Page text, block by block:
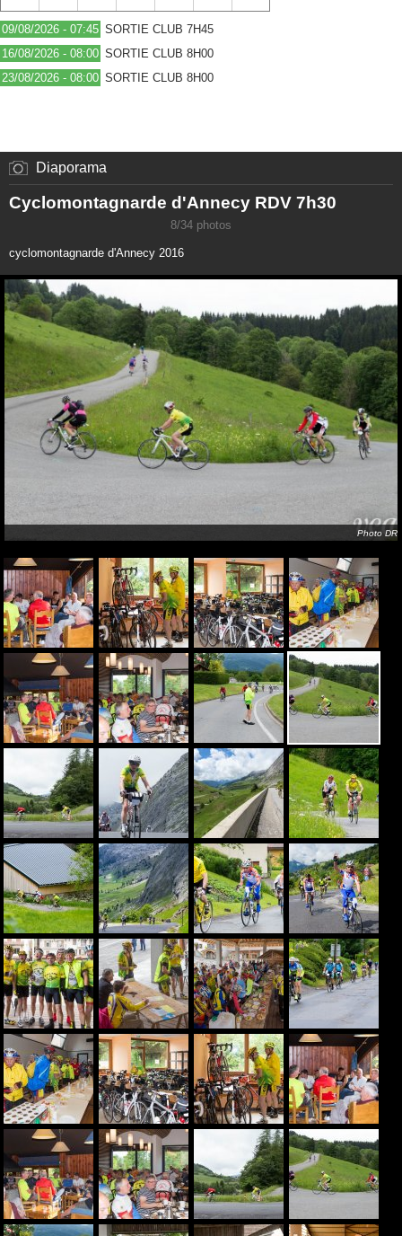
09/08/2026 - 07:45 SORTIE CLUB 7H45
16/08/2026 - 08:00 SORTIE CLUB 8H00
23/08/2026 - 08:00 SORTIE CLUB 8H00
Diaporama
Cyclomontagnarde d'Annecy RDV 7h30
8/34 photos
cyclomontagnarde d'Annecy 2016
Photo DR